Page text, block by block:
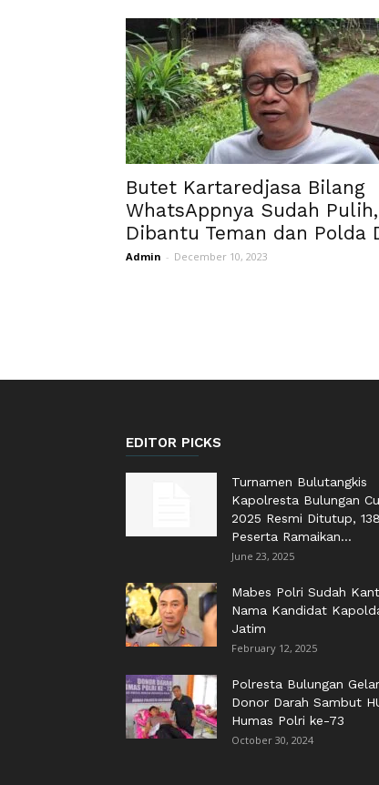
Butet Kartaredjasa Bilang
WhatsAppnya Sudah Pulih,
Dibantu Teman dan Polda
Admin - December 10, 2023
EDITOR PICKS
Turnamen Bulutangkis
Kapolresta Bulungan
2025 Resmi Ditutup, 138
Peserta Ramaikan...
June 23, 2025
Mabes Polri Sudah
Nama Kandidat
Jatim
February 12, 2025
Polresta Bulungan Gelar
Donor Darah Sambut
Humas Polri ke-73
October 30, 2024